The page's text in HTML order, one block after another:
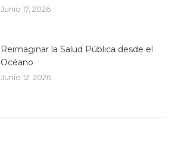
Junio 17, 2026
Reimaginar la Salud Pública desde el
Océano
Junio 12, 2026